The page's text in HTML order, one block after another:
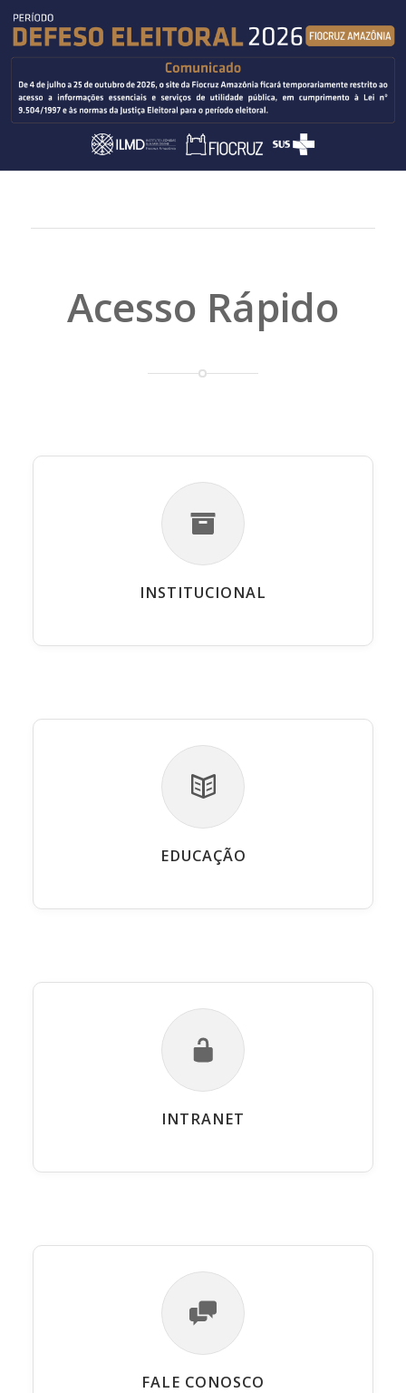
Acesso Rápido
INSTITUCIONAL
EDUCAÇÃO
INTRANET
FALE CONOSCO